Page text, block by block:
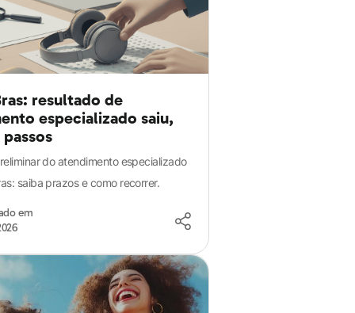
resultado de
especializado saiu,
do atendimento especializado
saiba prazos e como recorrer.
em